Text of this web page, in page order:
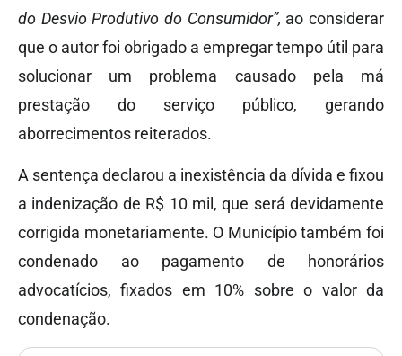
do Desvio Produtivo do Consumidor”, ao considerar
que o autor foi obrigado a empregar tempo útil para
solucionar um problema causado pela má
prestação do serviço público, gerando
aborrecimentos reiterados.
A sentença declarou a inexistência da dívida e fixou
a indenização de R$ 10 mil, que será devidamente
corrigida monetariamente. O Município também foi
condenado ao pagamento de honorários
advocatícios, fixados em 10% sobre o valor da
condenação.